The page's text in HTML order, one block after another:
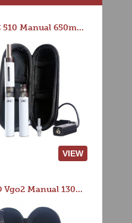
JAC 510 Manual 650mAh Starter Kit
VIEW
PRO Vgo2 Manual 1300mAh Kit